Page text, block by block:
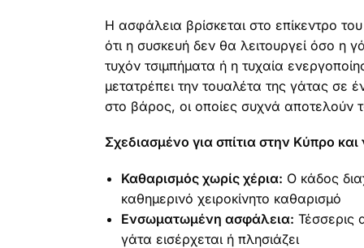
Η ασφάλεια βρίσκεται στο επίκεντρο
ότι η συσκευή δεν θα λειτουργεί όσο η
τυχόν τσιμπήματα ή η τυχαία
μετατρέπει την τουαλέτα της γάτας σε
στο βάρος, οι οποίες συχνά αποτελούν
Σχεδιασμένο για σπίτια στην Κύπρο
Καθαρισμός χωρίς χέρια: Ο κάδος
καθημερινό χειροκίνητο καθαρισμό
Ενσωματωμένη ασφάλεια: Τέσσερις
γάτα εισέρχεται ή πλησιάζει